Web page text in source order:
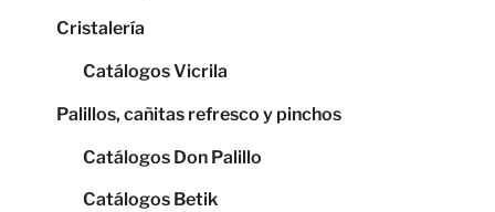
Cristalería
Catálogos Vicrila
Palillos, cañitas refresco y pinchos
Catálogos Don Palillo
Catálogos Betik